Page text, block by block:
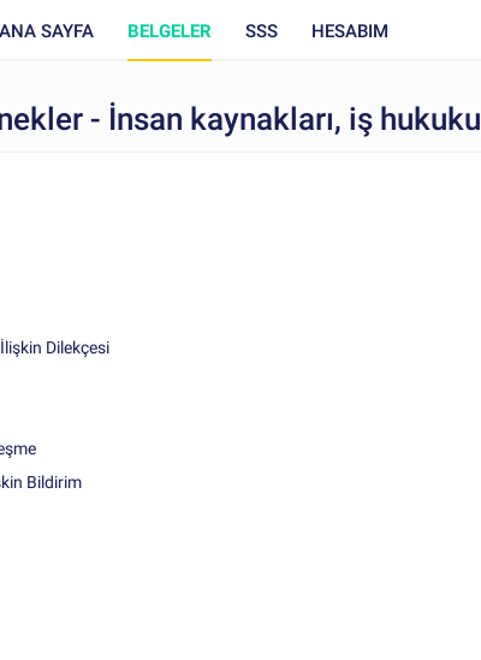
ANA SAYFA BELGELER SSS HESABIM
- İnsan kaynakları, iş hukuku
Dilekçesi
Bildirim